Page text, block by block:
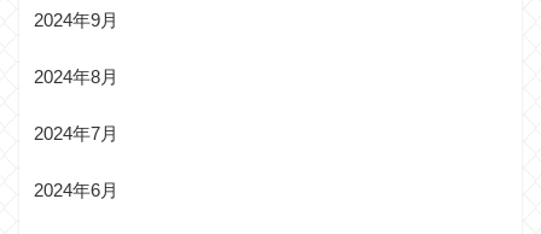
2024年9月
2024年8月
2024年7月
2024年6月